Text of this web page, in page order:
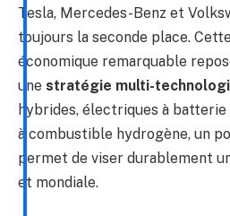
Tesla, Mercedes-Benz et
toujours la seconde place.
économique remarquable
une stratégie multi-
hybrides, électriques à batterie
à combustible hydrogène, un
permet de viser durablement
et mondiale.